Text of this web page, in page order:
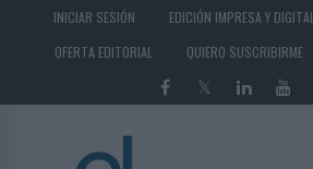
INICIAR SESIÓN EDICIÓN IMPRESA Y DIGITAL
OFERTA EDITORIAL
QUIERO SUSCRIBIRME